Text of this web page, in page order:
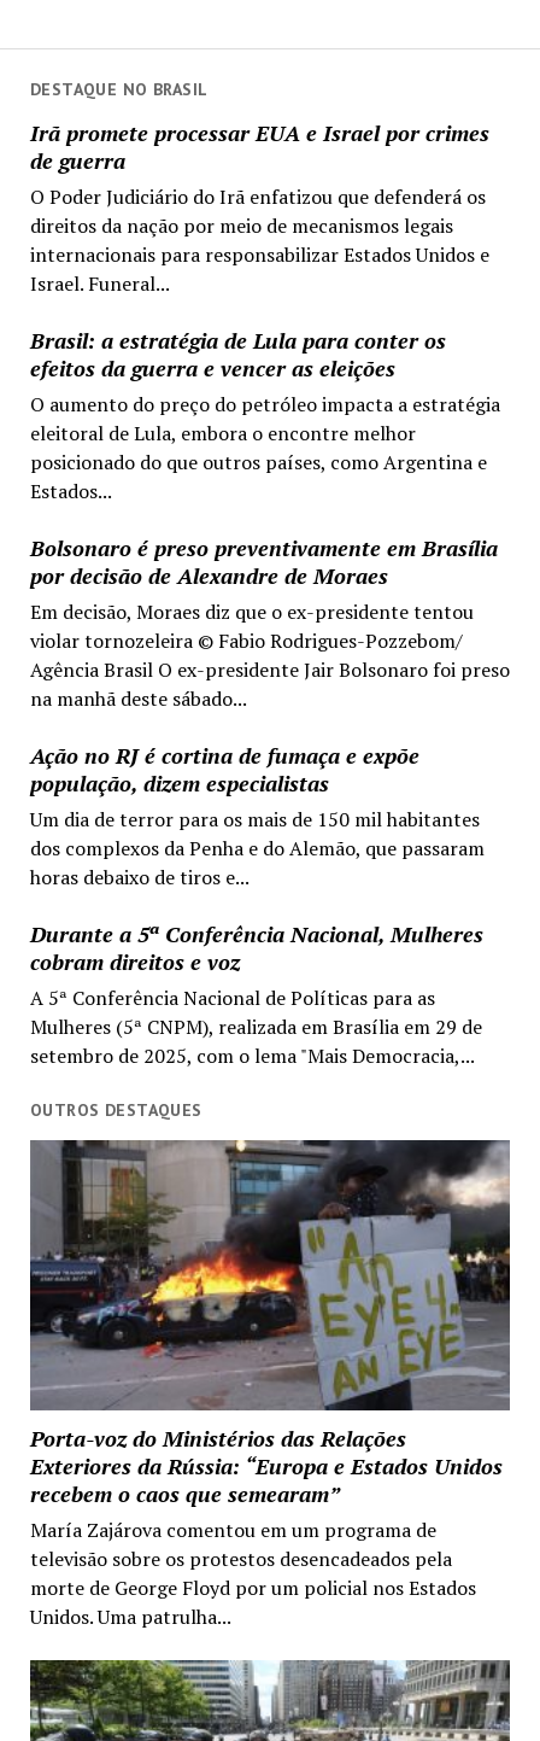
DESTAQUE NO BRASIL
Irã promete processar EUA e Israel por crimes
de guerra
O Poder Judiciário do Irã enfatizou que defenderá os
direitos da nação por meio de mecanismos legais
internacionais para responsabilizar Estados Unidos e
Israel. Funeral...
Brasil: a estratégia de Lula para conter os
efeitos da guerra e vencer as eleições
O aumento do preço do petróleo impacta a estratégia
eleitoral de Lula, embora o encontre melhor
posicionado do que outros países, como Argentina e
Estados...
Bolsonaro é preso preventivamente em Brasília
por decisão de Alexandre de Moraes
Em decisão, Moraes diz que o ex-presidente tentou
violar tornozeleira © Fabio Rodrigues-Pozzebom/
Agência Brasil O ex-presidente Jair Bolsonaro foi preso
na manhã deste sábado...
Ação no RJ é cortina de fumaça e expõe
população, dizem especialistas
Um dia de terror para os mais de 150 mil habitantes
dos complexos da Penha e do Alemão, que passaram
horas debaixo de tiros e...
Durante a 5ª Conferência Nacional, Mulheres
cobram direitos e voz
A 5ª Conferência Nacional de Políticas para as
Mulheres (5ª CNPM), realizada em Brasília em 29 de
setembro de 2025, com o lema "Mais Democracia,...
OUTROS DESTAQUES
Porta-voz do Ministérios das Relações
Exteriores da Rússia: “Europa e Estados Unidos
recebem o caos que semearam”
María Zajárova comentou em um programa de
televisão sobre os protestos desencadeados pela
morte de George Floyd por um policial nos Estados
Unidos. Uma patrulha...